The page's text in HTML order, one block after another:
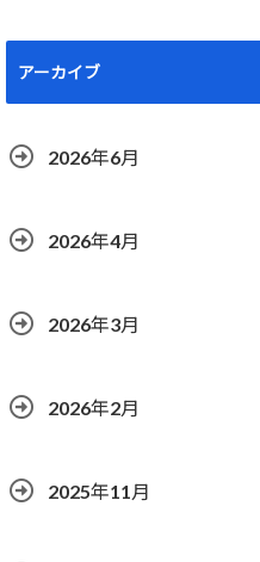
アーカイブ
2026年6月
2026年4月
2026年3月
2026年2月
2025年11月